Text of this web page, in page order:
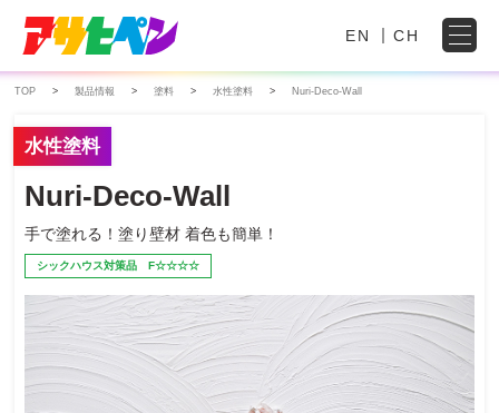
EN CH
TOP 製品情報 塗料 水性塗料 Nuri-Deco-Wall
水性塗料
Nuri-Deco-Wall
手で塗れる！塗り壁材着色も簡単！
シックハウス対策品 F☆☆☆☆